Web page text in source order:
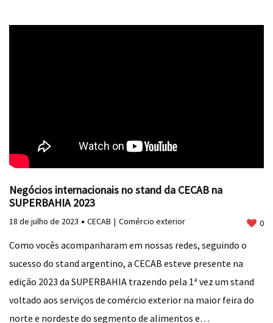
Negócios internacionais no stand da CECAB na
SUPERBAHIA 2023
18 de julho de 2023 CECAB Comércio exterior 0
Como vocês acompanharam em nossas redes, seguindo o
sucesso do stand argentino, a CECAB esteve presente na
edição 2023 da SUPERBAHIA trazendo pela 1ª vez um stand
voltado aos serviços de comércio exterior na maior feira do
norte e nordeste do segmento de alimentos e…